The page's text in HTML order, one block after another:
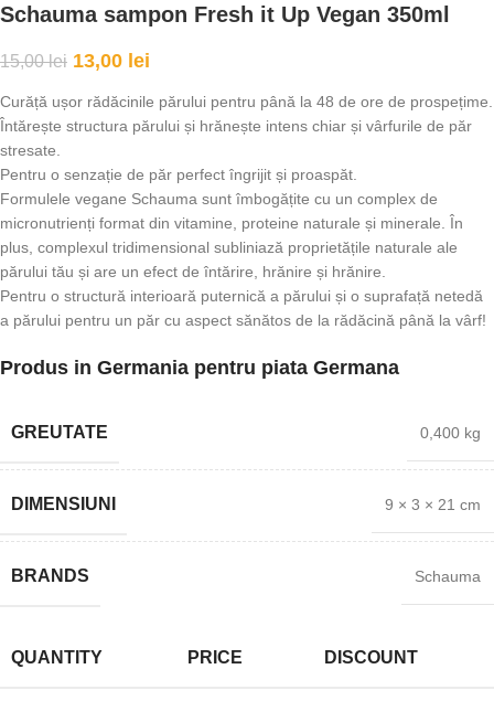
Schauma sampon Fresh it Up Vegan 350ml
15,00lei 13,00 lei
Curăță ușor rădăcinile părului pentru până la 48 de ore de prospețime.
Întărește structura părului și hrănește intens chiar și vârfurile de păr
stresate.
Pentru o senzație de păr perfect îngrijit și proaspăt.
Formulele vegane Schauma sunt îmbogățite cu un complex de
micronutrienți format din vitamine, proteine naturale și minerale. În
plus, complexul tridimensional subliniază proprietățile naturale ale
părului tău și are un efect de întărire, hrănire și hrănire.
Pentru o structură interioară puternică a părului și o suprafață netedă
a părului pentru un păr cu aspect sănătos de la rădăcină până la vârf!
Produs in Germania pentru piata Germana
GREUTATE 0,400 kg
DIMENSIUNI 9 × 3 × 21 cm
BRANDS Schauma
QUANTITY PRICE DISCOUNT